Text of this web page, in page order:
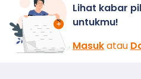
Lihat kabar
untukmu!
Masukatau